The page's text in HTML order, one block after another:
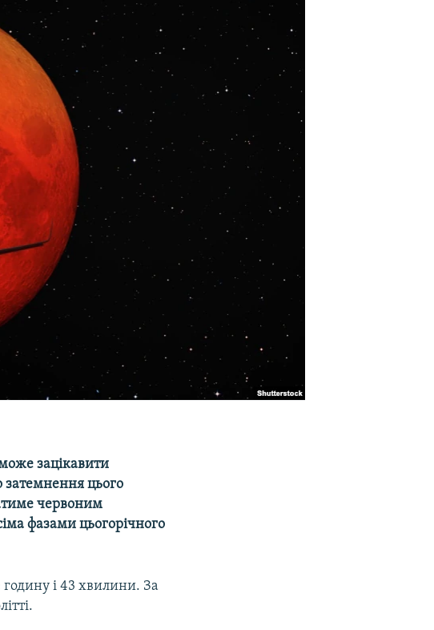
зацікавити
затемнення цього
червоним
фазами цьогорічного
і 43 хвилини. За